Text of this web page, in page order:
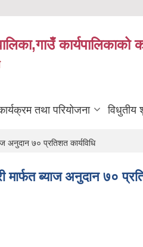
तथा परियोजना विधुतीय
अनुदान ७० प्रतिशत कार्यविधि
ब्याज अनुदान ७०